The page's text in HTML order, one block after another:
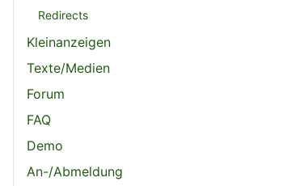
Redirects
Kleinanzeigen
Texte/Medien
Forum
FAQ
Demo
An-/Abmeldung